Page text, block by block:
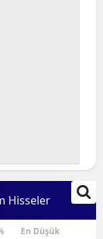
Hisseler
En Düşük